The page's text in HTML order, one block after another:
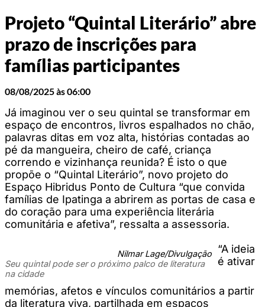
Projeto “Quintal Literário” abre
prazo de inscrições para
famílias participantes
08/08/2025 às 06:00
Já imaginou ver o seu quintal se transformar em
espaço de encontros, livros espalhados no chão,
palavras ditas em voz alta, histórias contadas ao
pé da mangueira, cheiro de café, criança
correndo e vizinhança reunida? É isto o que
propõe o “Quintal Literário”, novo projeto do
Espaço Hibridus Ponto de Cultura “que convida
famílias de Ipatinga a abrirem as portas de casa e
do coração para uma experiência literária
comunitária e afetiva”, ressalta a assessoria.
Nilmar Lage/Divulgação
Seu quintal pode ser o próximo palco de literatura
na cidade
“A ideia
é ativar
memórias, afetos e vínculos comunitários a partir
da literatura viva, partilhada em espaços